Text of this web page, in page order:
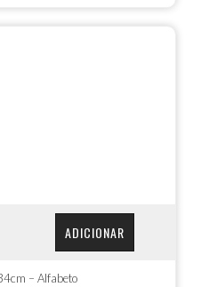
ADICIONAR
– Alfabeto